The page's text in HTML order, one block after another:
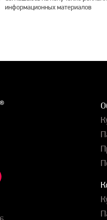
информационных материалов